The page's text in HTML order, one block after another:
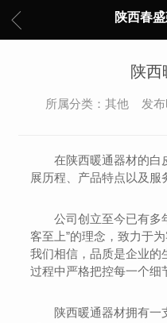
陕西春
陕西
所属分类：其他 发布
在陕西暖通器材的白
展历程、产品特点以及服
公司创立至今已有多
客至上”的理念，致力于
我们相信，品质是企业的
过程中严格把控每一个细
陕西暖通器材拥有一